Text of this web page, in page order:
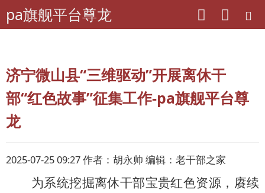
pa旗舰平台尊龙
pa旗舰平台尊龙 山东老干部工作
济宁微山县“三维驱动”开展离休干
部“红色故事”征集工作-pa旗舰平台尊
龙
2025-07-25 09:27 作者：胡永帅 编辑：老干部之家
为系统挖掘离休干部宝贵红色资源，赓续